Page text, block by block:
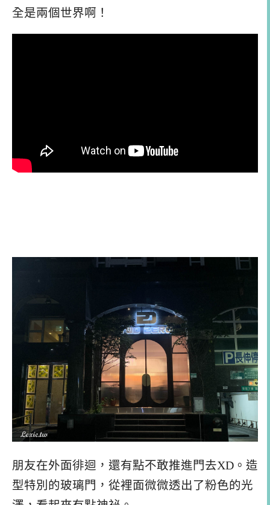
全是兩個世界啊！
朋友在外面徘迴，還有點不敢推進門去XD。造
型特別的玻璃門，從裡面微微透出了粉色的光